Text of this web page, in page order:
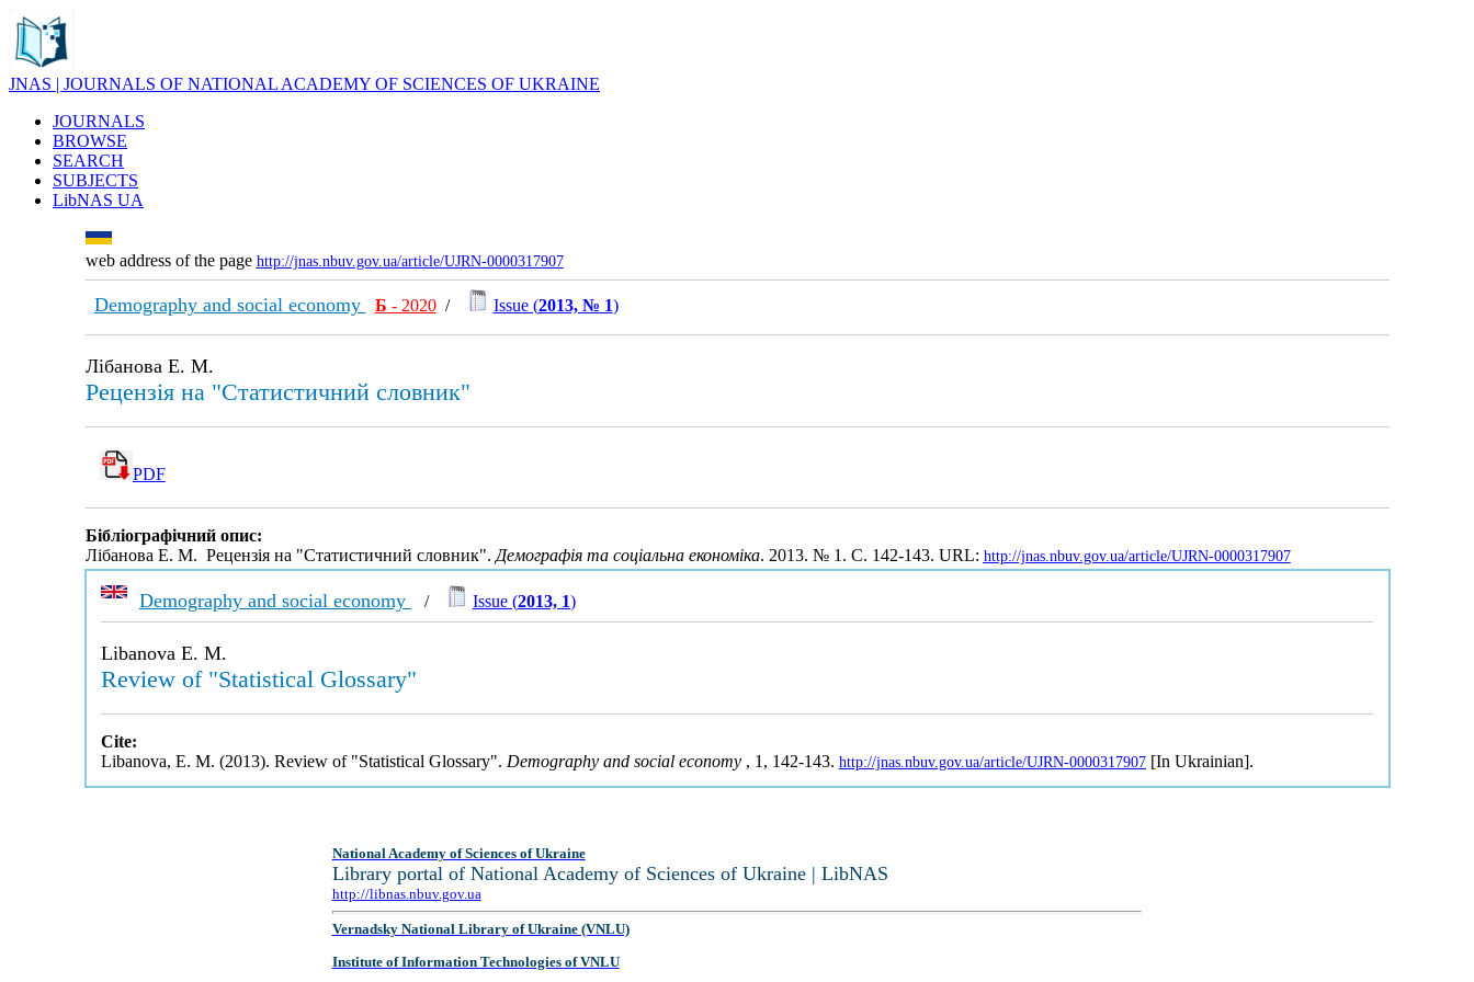
JNAS | JOURNALS OF NATIONAL ACADEMY OF SCIENCES OF UKRAINE
JOURNALS
BROWSE
SEARCH
SUBJECTS
LibNAS UA
web address of the page http://jnas.nbuv.gov.ua/article/UJRN-0000317907
Demography and social economy Б - 2020/ Issue (2013, № 1)
Лібанова Е. М.
Рецензія на "Статистичний словник"
PDF
Бібліографічний опис:
Лібанова Е. М. Рецензія на "Статистичний словник".Демографія та соціальна економіка. 2013. № 1. С. 142-143. URL: http://jnas.nbuv.gov.ua/article/UJRN-0000317907
Demography and social economy / Issue (2013, 1)
Libanova E. M.
Review of "Statistical Glossary"
Cite:
Libanova, E. M. (2013). Review of "Statistical Glossary". Demography and social economy , 1, 142-143. http://jnas.nbuv.gov.ua/article/UJRN-0000317907[In Ukrainian].
National Academy of Sciences of Ukraine
Library portal of National Academy of Sciences of Ukraine | LibNAS
http://libnas.nbuv.gov.ua
Vernadsky National Library of Ukraine (VNLU)
Institute of Information Technologies of VNLU